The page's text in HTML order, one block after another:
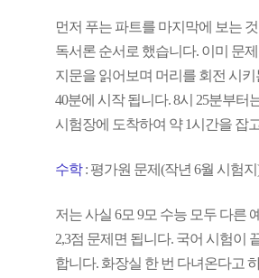
먼저 푸는 파트를 마지막에 보는
독서론 순서로 했습니다. 이미 문
지문을 읽어보며 머리를 회전 시
40분에 시작 됩니다. 8시 25분부터
시험장에 도착하여 약 1시간을 잡
수학: 평가원 문제(작년 6월 시험
저는 사실 6모 9모 수능 모두 다른
2,3점 문제면 됩니다. 국어 시험이
합니다. 화장실 한 번 다녀온다고